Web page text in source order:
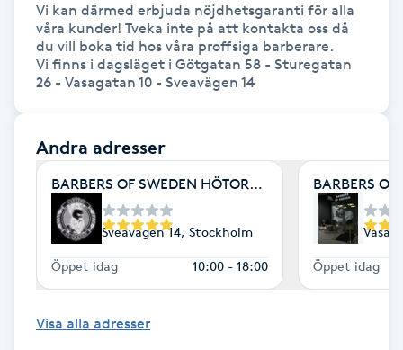
Kemisk peeling
Keratinbehandling
Kinesiologi
Kinesisk medicin
Kiropraktik
Klangmassage
Klippning
Vi kan därmed erbjuda nöjdhetsgaranti för alla
våra kunder! Tveka inte på att kontakta oss då
du vill boka tid hos våra proffsiga barberare.
Vi finns i dagsläget i Götgatan 58 - Sturegatan
26 - Vasagatan 10 - Sveavägen 14
Andra adresser
BARBERS OF SWEDEN HÖTORGET
Sveavägen 14, Stockholm
Öppet idag 10:00 - 18:00
BARBERS
Öppet idag
Visa alla adresser